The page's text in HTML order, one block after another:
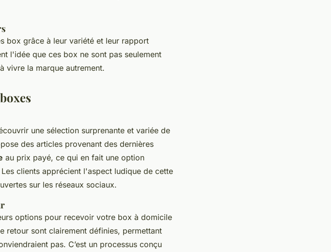
box grâce à leur variété et leur rapport
l'idée que ces box ne sont pas seulement
vivre la marque autrement.
une sélection surprenante et variée de
des articles provenant des dernières
au prix payé, ce qui en fait une option
Les clients apprécient l'aspect ludique de cette
sur les réseaux sociaux.
options pour recevoir votre box à domicile
retour sont clairement définies, permettant
pas. C’est un processus conçu